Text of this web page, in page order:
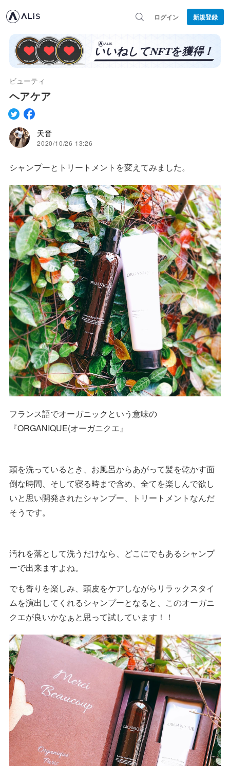
ログイン 新規登録
ビューティ
ヘアケア
天音
2020/10/26 13:26
シャンプーとトリートメントを変えてみました。
フランス語でオーガニックという意味の
『ORGANIQUE(オーガニクエ』
頭を洗っているとき、お風呂からあがって髪を乾かす面
倒な時間、そして寝る時まで含め、全てを楽しんで欲し
いと思い開発されたシャンプー、トリートメントなんだ
そうです。
汚れを落として洗うだけなら、どこにでもあるシャンプ
ーで出来ますよね。
でも香りを楽しみ、頭皮をケアしながらリラックスタイ
ムを演出してくれるシャンプーとなると、このオーガニ
クエが良いかなぁと思って試しています！！